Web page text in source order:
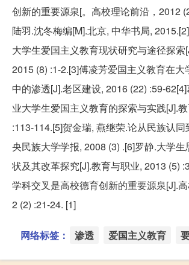
创新的重要源泉[。高校理论前沿，2012
陆羽.沈冬梅编[M].北京, 中华书局,
大学生爱国主义教育现状研究与途径探索
2015 (8) :1-2.[3]傅凌芳爱国主义教育在大
中的渗透[J].老区建设, 2016 (22) :59-
业大学生爱国主义教育的探索与实践[J].
:113-114.[5]贺金瑞, 燕继荣.论从民族认同
央民族大学学报, 2008 (3) .[6]罗静.大学
状及其改革探究[J].教育与职业, 2013 (5)
学科交叉是高校德育创新的重要源泉[J].
2 (2) :21-24. [1]
网络标签： 渗透 爱国主义教育